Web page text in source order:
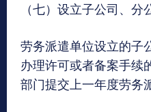
（七）设立子公司、分
劳务派遣单位设立的子
办理许可或者备案手续
部门提交上一年度劳务